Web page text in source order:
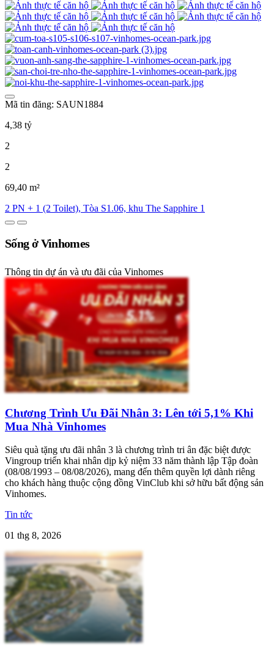
Mã tin đăng: SAUN1884
4,38 tỷ
2
2
69,40 m²
2 PN + 1 (2 Toilet), Tòa S1.06, khu The Sapphire 1
Sống ở Vinhomes
Thông tin dự án và ưu đãi của Vinhomes
Chương Trình Ưu Đãi Nhân 3: Lên tới 5,1% Khi
Mua Nhà Vinhomes
Siêu quà tặng ưu đãi nhân 3 là chương trình tri ân đặc biệt được
Vingroup triển khai nhân dịp kỷ niệm 33 năm thành lập Tập đoàn
(08/08/1993 – 08/08/2026), mang đến thêm quyền lợi dành riêng
cho khách hàng thuộc cộng đồng VinClub khi sở hữu bất động sản
Vinhomes.
Tin tức
01 thg 8, 2026